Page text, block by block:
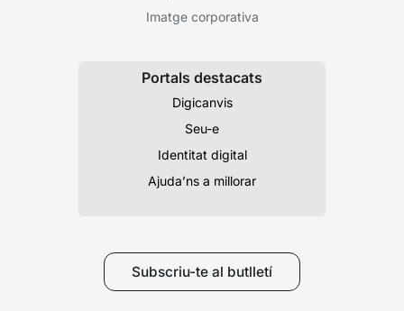
Imatge corporativa
Portals destacats
Digicanvis
Seu-e
Identitat digital
Ajuda’ns a millorar
Subscriu-te al butlletí